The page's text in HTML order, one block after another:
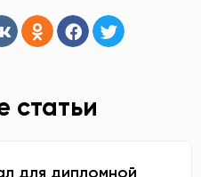
статьи
для дипломной